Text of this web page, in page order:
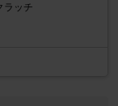
ラッチ